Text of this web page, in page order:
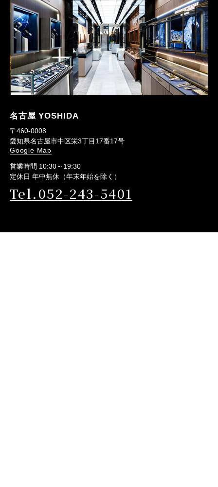
名古屋 YOSHIDA
〒460-0008
愛知県名古屋市中区栄3丁目17番17号
Google Map
営業時間 10:30～19:30
定休日 年中無休（年末年始を除く）
Tel.052-243-5401